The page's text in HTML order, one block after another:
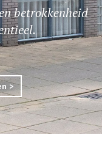
betrokkenheid
>